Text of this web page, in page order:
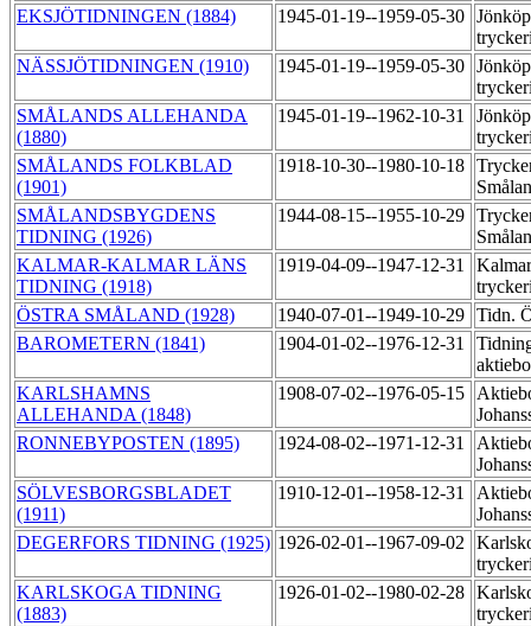
EKSJÖTIDNINGEN (1884)
1945-01-19--1959-05-30
NÄSSJÖTIDNINGEN (1910)
1945-01-19--1959-05-30
SMÅLANDS ALLEHANDA
(1880)
1945-01-19--1962-10-31
SMÅLANDS FOLKBLAD
(1901)
1918-10-30--1980-10-18
SMÅLANDSBYGDENS
TIDNING (1926)
1944-08-15--1955-10-29
KALMAR-KALMAR LÄNS
TIDNING (1918)
1919-04-09--1947-12-31
Kalmar
ÖSTRA SMÅLAND (1928)
1940-07-01--1949-10-29 Tidn.
BAROMETERN (1841)
1904-01-02--1976-12-31
KARLSHAMNS
ALLEHANDA (1848)
1908-07-02--1976-05-15
RONNEBYPOSTEN (1895)
1924-08-02--1971-12-31
SÖLVESBORGSBLADET
(1911)
1910-12-01--1958-12-31
DEGERFORS TIDNING (1925) 1926-02-01--1967-09-02
KARLSKOGA TIDNING
(1883)
1926-01-02--1980-02-28